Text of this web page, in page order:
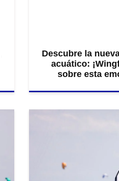
Descubre la
acuático:
sobre esta